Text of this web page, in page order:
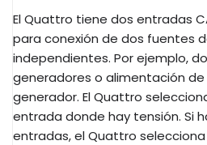
El Quattro tiene dos entradas
para conexión de dos fuentes
independientes. Por ejemplo,
generadores o alimentación de
generador. El Quattro
entrada donde hay tensión. Si
entradas, el Quattro